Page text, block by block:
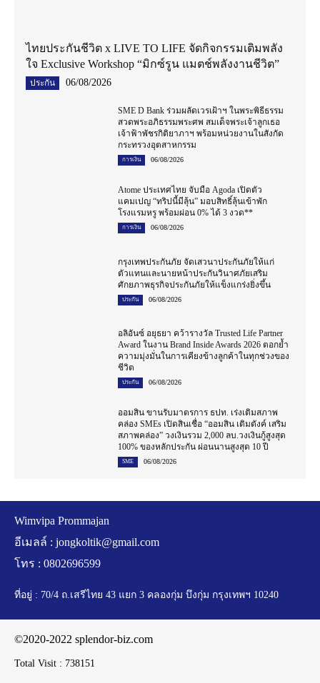
ไทยประกันชีวิต x LIVE TO LIFE จัดกิจกรรมเติมพลัง
ใจ Exclusive Workshop “มิกซ์รูน แมตช์พลังงานชีวิต”
ประกัน 06/08/2026
SME D Bank ร่วมผลัดเวรเฝ้าฯ ในพระพิธีธรรม
สวดพระอภิธรรมพระศพ สมเด็จพระเจ้าลูกเธอ
เจ้าฟ้าพัชรกิติยาภาฯ พร้อมหน่วยงานในสังกัด
กระทรวงอุตสาหกรรม
การเงิน 06/08/2026
Atome ประเทศไทย จับมือ Agoda เปิดตัว
แคมเปญ “ทริปนี้มีลุ้น” มอบสิทธิ์ลุ้นเข้าพัก
โรงแรมหรู พร้อมผ่อน 0% ได้ 3 งวด**
การเงิน 06/08/2026
กรุงเทพประกันภัย จัดเสวนาประกันภัยให้แก่
ตัวแทนและนายหน้าประกันวินาศภัยเสริม
ศักยภาพธุรกิจประกันภัยให้แข็งแกร่งยิ่งขึ้น
ประกัน 06/08/2026
อลิอันซ์ อยุธยา คว้ารางวัล Trusted Life Partner
Award ในงาน Brand Inside Awards 2026 ตอกย้ำ
ความมุ่งมั่นในการเคียงข้างลูกค้าในทุกช่วงของ
ชีวิต
ประกัน 06/08/2026
ออมสิน ขานรับมาตรการ ธปท. เร่งเติมสภาพ
คล่อง SMEs เปิดสินเชื่อ “ออมสิน เติมตังค์ เสริม
สภาพคล่อง” วงเงินรวม 2,000 ลบ.วงเงินกู้สูงสุด
100% ของหลักประกัน ผ่อนนานสูงสุด 10 ปี
SME 06/08/2026
Wimvipa Prommajan
อีเมลล์ : jongkoltik@gmail.com
โทร : 0802696599
ที่อยู่ : 70/4 ถ.เสรีไทย 43 แยก 3 คลองกุ่ม บึงกุ่ม กรุงเทพฯ 10240
©2020-2022 splendor-biz.com
Total Visit : 738151